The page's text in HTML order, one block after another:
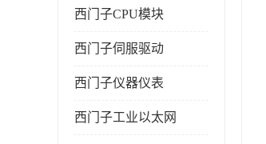
西门子CPU模块
西门子伺服驱动
西门子仪器仪表
西门子工业以太网